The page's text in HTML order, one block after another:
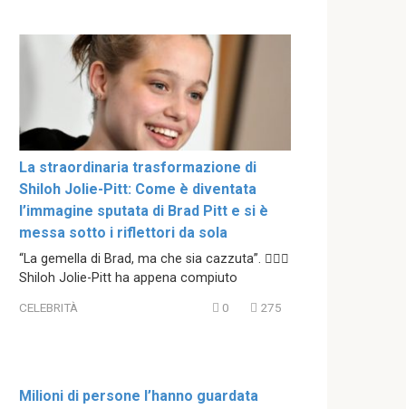
La straordinaria trasformazione di
Shiloh Jolie-Pitt: Come è diventata
l’immagine sputata di Brad Pitt e si è
messa sotto i riflettori da sola
“La gemella di Brad, ma che sia cazzuta”. 😮‍💨🔥
Shiloh Jolie-Pitt ha appena compiuto
CELEBRITÀ 0 275
Milioni di persone l’hanno guardata